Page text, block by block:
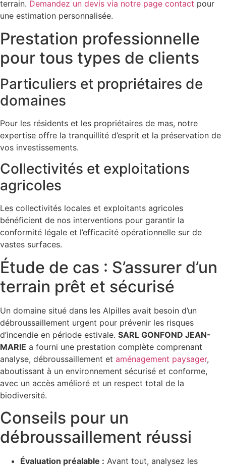
terrain. Demandez un devis via notre page contact pour
une estimation personnalisée.
Prestation professionnelle
pour tous types de clients
Particuliers et propriétaires de
domaines
Pour les résidents et les propriétaires de mas, notre
expertise offre la tranquillité d’esprit et la préservation de
vos investissements.
Collectivités et exploitations
agricoles
Les collectivités locales et exploitants agricoles
bénéficient de nos interventions pour garantir la
conformité légale et l’efficacité opérationnelle sur de
vastes surfaces.
Étude de cas : S’assurer d’un
terrain prêt et sécurisé
Un domaine situé dans les Alpilles avait besoin d’un
débroussaillement urgent pour prévenir les risques
d’incendie en période estivale. SARL GONFOND JEAN-
MARIE a fourni une prestation complète comprenant
analyse, débroussaillement et aménagement paysager,
aboutissant à un environnement sécurisé et conforme,
avec un accès amélioré et un respect total de la
biodiversité.
Conseils pour un
débroussaillement réussi
Évaluation préalable : Avant tout, analysez les